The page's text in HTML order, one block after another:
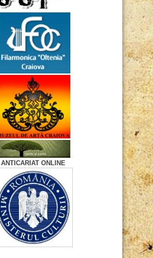
ANTICARIAT ONLINE